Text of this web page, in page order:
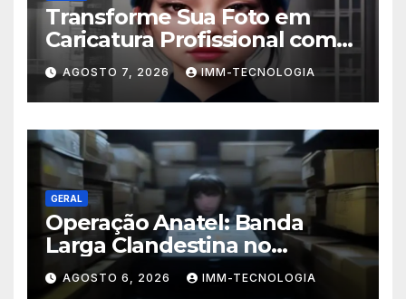
Transforme Sua Foto em
Caricatura Profissional com
ChatGPT: A Nova Trend
Digital Explicada
AGOSTO 7, 2026 IMM-TECNOLOGIA
GERAL
Operação Anatel: Banda
Larga Clandestina no
Sudeste Sofre Grande Golpe
com Apreensão de R$ 24 Mil
AGOSTO 6, 2026 IMM-TECNOLOGIA